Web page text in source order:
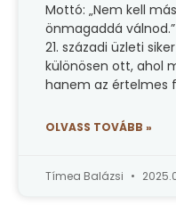
Mottó: „Nem kell
önmagaddá
21. századi üzleti
különösen ott, ahol
hanem az értelmes
OLVASS TOVÁBB »
Tímea Balázsi